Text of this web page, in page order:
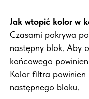
Jak wtopić kolor w
Czasami pokrywa
następny blok. Aby
końcowego
Kolor filtra
następnego bloku.